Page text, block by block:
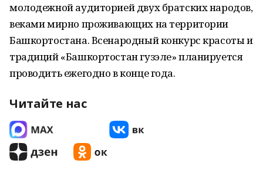
молодежной аудиторией двух братских народов,
веками мирно проживающих на территории
Башкортостана. Всенародный конкурс красоты и
традиций «Башкортостан гузэле» планируется
проводить ежегодно в конце года.
Читайте нас